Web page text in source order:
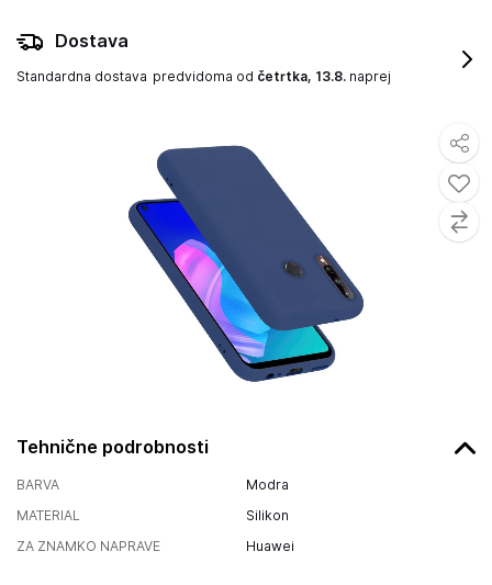
Tehnične podrobnosti
BARVA
Modra
MATERIAL
Silikon
ZA ZNAMKO NAPRAVE
Huawei
Dostava
Standardna dostava predvidoma od četrtka, 13.8. naprej